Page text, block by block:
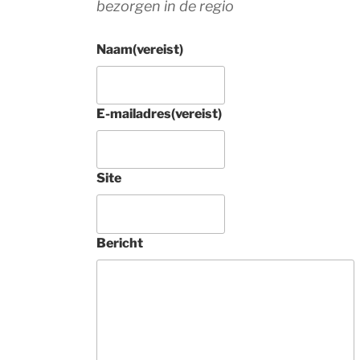
bezorgen in de regio
Naam(vereist)
E-mailadres(vereist)
Site
Bericht